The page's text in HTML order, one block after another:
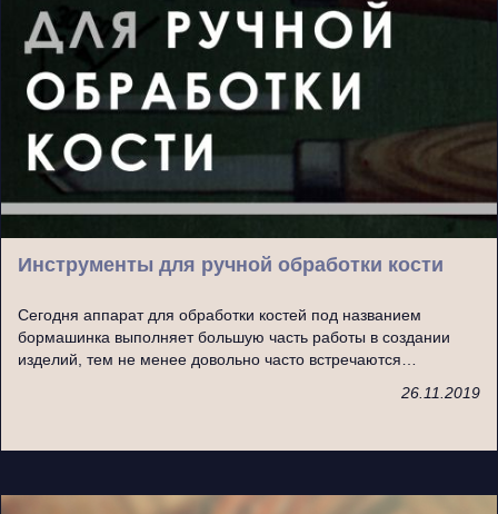
Инструменты для ручной обработки кости
Сегодня аппарат для обработки костей под названием
бормашинка выполняет большую часть работы в создании
изделий, тем не менее довольно часто встречаются…
26.11.2019